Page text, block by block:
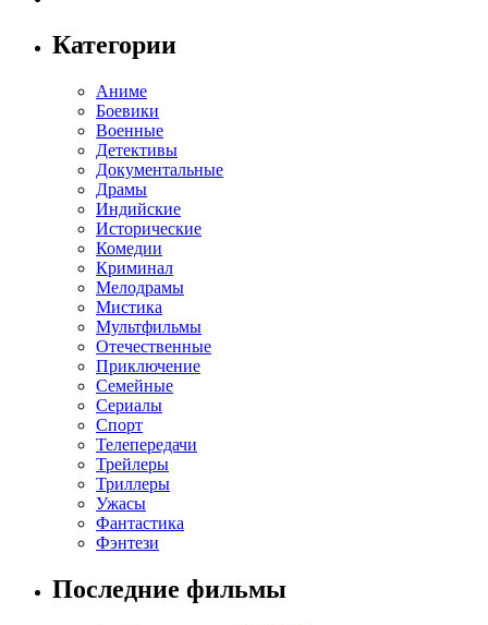
Категории
Аниме
Боевики
Военные
Детективы
Документальные
Драмы
Индийские
Исторические
Комедии
Криминал
Мелодрамы
Мистика
Мультфильмы
Отечественные
Приключение
Семейные
Сериалы
Спорт
Телепередачи
Трейлеры
Триллеры
Ужасы
Фантастика
Фэнтези
Последние фильмы